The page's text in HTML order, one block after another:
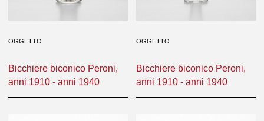
OGGETTO
Bicchiere biconico Peroni,
anni 1910 - anni 1940
OGGETTO
Bicchiere biconico Peroni,
anni 1910 - anni 1940